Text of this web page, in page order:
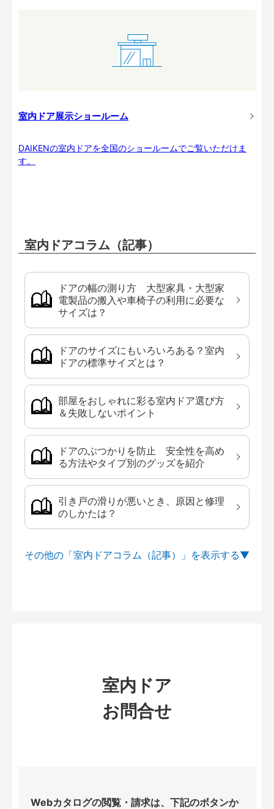
室内ドア展示ショールーム
DAIKENの室内ドアを全国のショールームでご覧いただけま
す。
室内ドアコラム（記事）
ドアの幅の測り方 大型家具・大型家
電製品の搬入や車椅子の利用に必要な
サイズは？
ドアのサイズにもいろいろある？室内
ドアの標準サイズとは？
部屋をおしゃれに彩る室内ドア選び方
＆失敗しないポイント
ドアのぶつかりを防止 安全性を高め
る方法やタイプ別のグッズを紹介
引き戸の滑りが悪いとき、原因と修理
のしかたは？
その他の「室内ドアコラム（記事）」を
室内ドア
お問合せ
Webカタログの閲覧・請求は、下記のボタンか